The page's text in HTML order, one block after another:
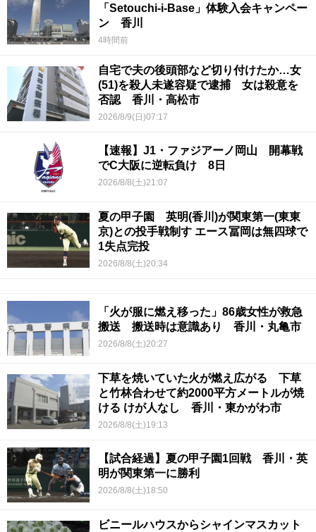
「Setouchi-i-Base」体験入会キャンペー
ン 香川
4時間前
自宅で夫の後頭部など切り付けたか…女
(51)を殺人未遂容疑で逮捕 女は殺意を
否認 香川・高松市
2026/8/9(日)07:17
【速報】J1・ファジアーノ岡山 開幕戦
でC大阪に逆転負け 8日
2026/8/8(土)21:07
夏の甲子園 英明(香川)が関東第一(東東
京)との投手戦制す エース冨岡は無四球で
1失点完投
2026/8/8(土)20:34
「火が服に燃え移った」86歳女性が救急
搬送 搬送時は意識あり 香川・丸亀市
2026/8/8(土)20:27
下草を焼いていた火が燃え広がる 下草
と竹林合わせて約2000平方メートルが焼
ける けが人なし 香川・東かがわ市
2026/8/8(土)19:13
【試合経過】夏の甲子園1回戦 香川・英
明が関東第一に勝利
2026/8/8(土)18:50
ビニールハウスからシャインマスカット